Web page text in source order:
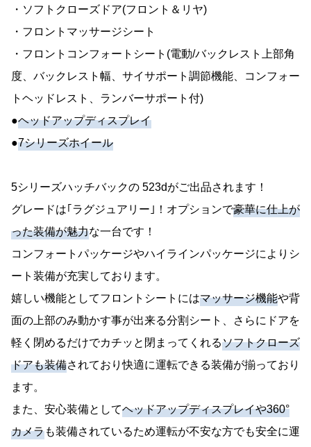
・ソフトクローズドア(フロント＆リヤ)
・フロントマッサージシート
・フロントコンフォートシート(電動/バックレスト上部角
度、バックレスト幅、サイサポート調節機能、コンフォー
トヘッドレスト、ランバーサポート付)
●ヘッドアップディスプレイ
●7シリーズホイール
5シリーズハッチバックの 523dがご出品されます！
グレードは｢ラグジュアリー｣！オプションで豪華に仕上が
った装備が魅力な一台です！
コンフォートパッケージやハイラインパッケージによりシ
ート装備が充実しております。
嬉しい機能としてフロントシートにはマッサージ機能や背
面の上部のみ動かす事が出来る分割シート、さらにドアを
軽く閉めるだけでカチッと閉まってくれるソフトクローズ
ドアも装備されており快適に運転できる装備が揃っており
ます。
また、安心装備としてヘッドアップディスプレイや360°
カメラも装備されているため運転が不安な方でも安全に運